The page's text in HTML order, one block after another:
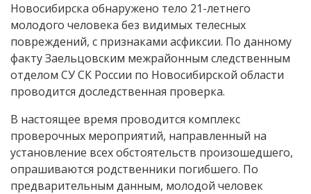
Новосибирска обнаружено тело 21-летнего
молодого человека без видимых телесных
повреждений, с признаками асфиксии. По данному
факту Заельцовским межрайонным следственным
отделом СУ СК России по Новосибирской области
проводится доследственная проверка.
В настоящее время проводится комплекс
проверочных мероприятий, направленный на
установление всех обстоятельств произошедшего,
опрашиваются родственники погибшего. По
предварительным данным, молодой человек